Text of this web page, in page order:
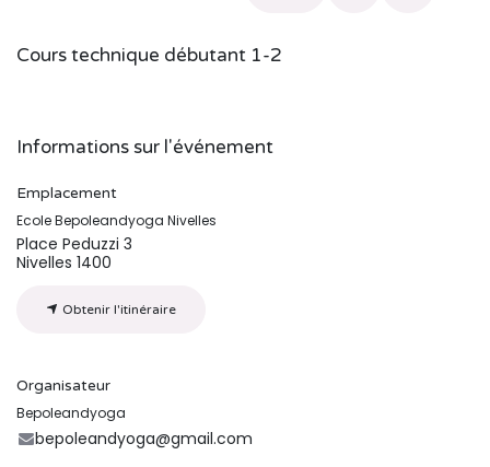
Cours technique débutant 1-2
Informations sur l'événement
Emplacement
Ecole Bepoleandyoga Nivelles
Place Peduzzi 3
Nivelles 1400
Obtenir l'itinéraire
Organisateur
Bepoleandyoga
bepoleandyoga@gmail.com